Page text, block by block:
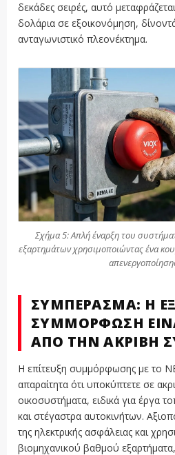
δεκάδες σειρές, αυτό
δολάρια σε εξοικονόμηση,
ανταγωνιστικό πλεονέκτημα.
Σχήμα 5: Απλή έναρξη του
εξαρτημάτων χρησιμοποιώντας ένα
ΣΥΜΠΈΡΑΣΜΑ: Η
ΣΥΜΜΌΡΦΩΣΗ
ΑΠΌ ΤΗΝ ΑΚΡΙΒΉ
Η επίτευξη συμμόρφωσης με το
απαραίτητα ότι υποκύπτετε σε
οικοσυστήματα, ειδικά για έργα
και στέγαστρα αυτοκινήτων.
της ηλεκτρικής ασφάλειας και
βιομηχανικού βαθμού